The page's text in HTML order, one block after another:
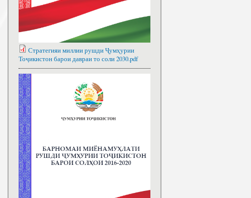
Стратегияи миллии рушди Ҷумҳурии
Тоҷикистон барои давраи то соли 2030.pdf